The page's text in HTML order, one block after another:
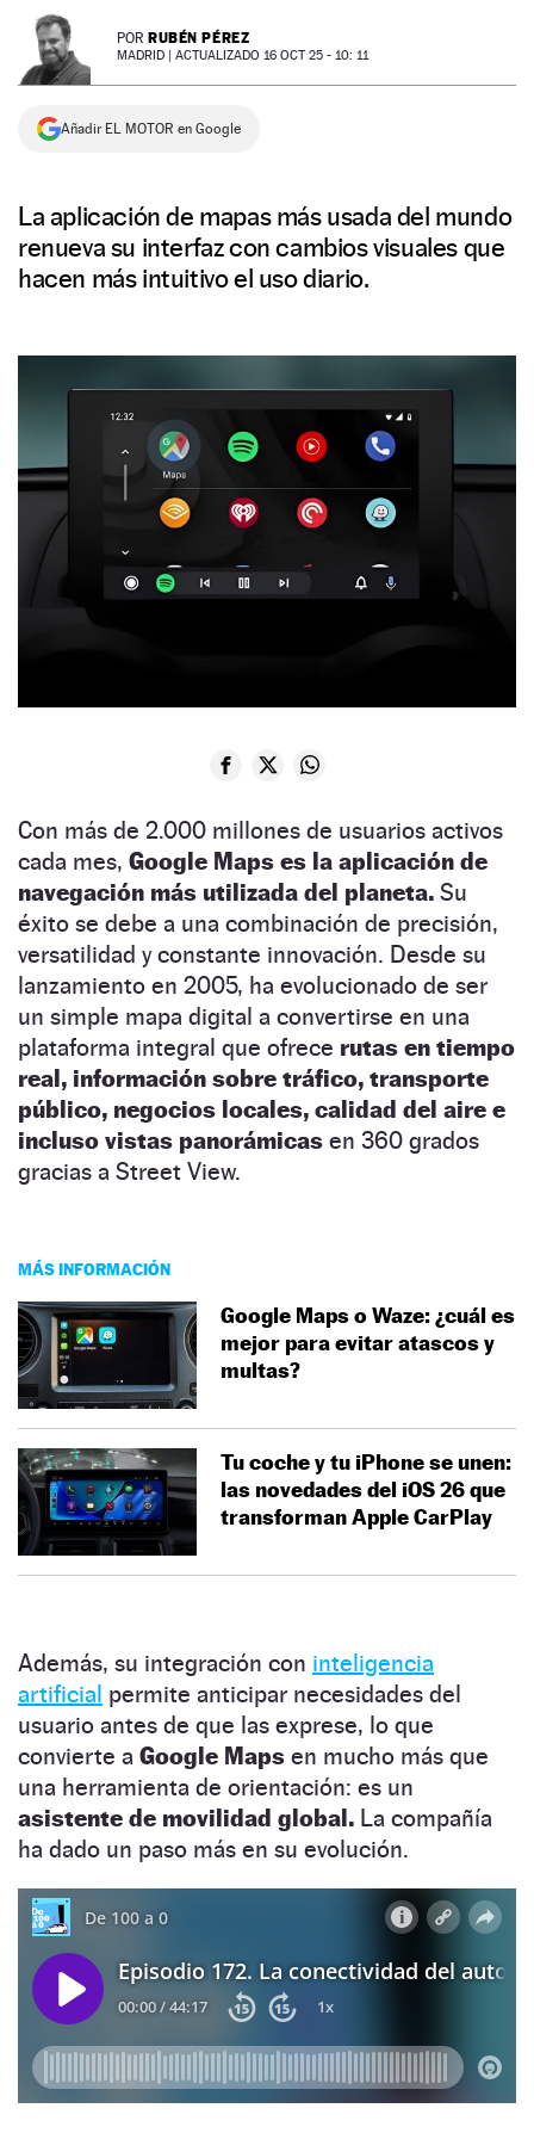
NEWSLETTER POR RUBÉN PÉREZ
MADRID | ACTUALIZADO 16 OCT 25 - 10: 11
Añadir EL MOTOR en Google
La aplicación de mapas más usada del mundo
renueva su interfaz con cambios visuales que
hacen más intuitivo el uso diario.
Con más de 2.000 millones de usuarios activos
cada mes, Google Maps es la aplicación de
navegación más utilizada del planeta. Su
éxito se debe a una combinación de precisión,
versatilidad y constante innovación. Desde su
lanzamiento en 2005, ha evolucionado de ser
un simple mapa digital a convertirse en una
plataforma integral que ofrece rutas en tiempo
real, información sobre tráfico, transporte
público, negocios locales, calidad del aire e
incluso vistas panorámicas en 360 grados
gracias a Street View.
MÁS INFORMACIÓN
Google Maps o Waze: ¿cuál es
mejor para evitar atascos y
multas?
Tu coche y tu iPhone se unen:
las novedades del iOS 26 que
transforman Apple CarPlay
Además, su integración con inteligencia
artificial permite anticipar necesidades del
usuario antes de que las exprese, lo que
convierte a Google Maps en mucho más que
una herramienta de orientación: es un
asistente de movilidad global. La compañía
ha dado un paso más en su evolución.